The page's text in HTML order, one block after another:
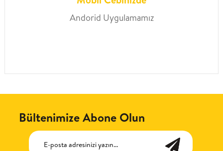
Andorid Uygulamamız
Bültenimize Abone Olun